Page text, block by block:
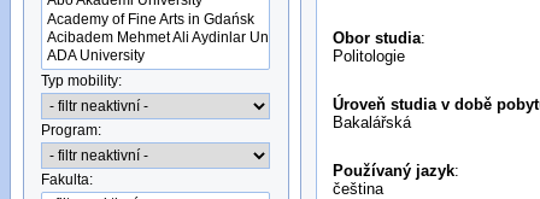
Typ mobility:
Program:
Fakulta:
Obor studia:
Politologie
Úroveň studia v době
Bakalářská
Používaný jazyk:
čeština